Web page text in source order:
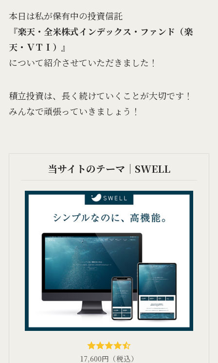
本日は私が保有中の投資信託
『楽天・全米株式インデックス・ファンド（楽
天・ＶＴＩ） 』
について紹介させていただきました！
積立投資は、長く続けていくことが大切です！
みんなで頑張っていきましょう！
当サイトのテーマ｜SWELL
17,600円（税込）